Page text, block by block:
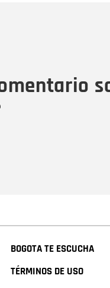
BOGOTA TE ESCUCHA
TÉRMINOS DE USO